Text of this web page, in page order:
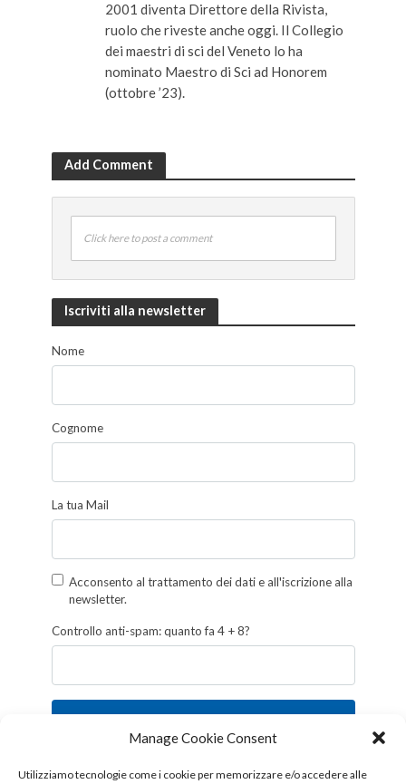
Manage Cookie Consent
Utilizziamo tecnologie come i cookie per memorizzare e/o accedere alle
2001 diventa Direttore della Rivista,
ruolo che riveste anche oggi. Il Collegio
dei maestri di sci del Veneto lo ha
nominato Maestro di Sci ad Honorem
(ottobre ’23).
Add Comment
Click here to post a comment
Iscriviti alla newsletter
Nome
Cognome
La tua Mail
Acconsento al trattamento dei dati e all'iscrizione alla
newsletter.
Controllo anti-spam: quanto fa 4 + 8?
Iscriviti
Follow us!